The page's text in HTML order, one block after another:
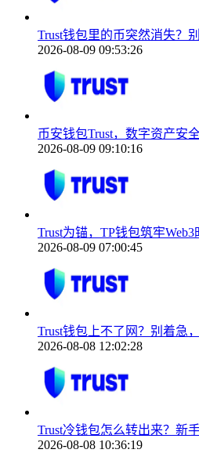
Trust钱包里的币突然消失？
2026-08-09 09:53:26
币安钱包Trust，数字资产安
2026-08-09 09:10:16
Trust为锚，TP钱包筑牢
2026-08-09 07:00:45
Trust钱包上不了网？别着急
2026-08-08 12:02:28
Trust冷钱包怎么转出来？新
2026-08-08 10:36:19